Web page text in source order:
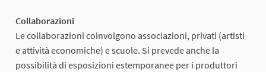
Collaborazioni
Le collaborazioni coinvolgono associazioni, privati (artisti
e attività economiche) e scuole. Si prevede anche la
possibilità di esposizioni estemporanee per i produttori